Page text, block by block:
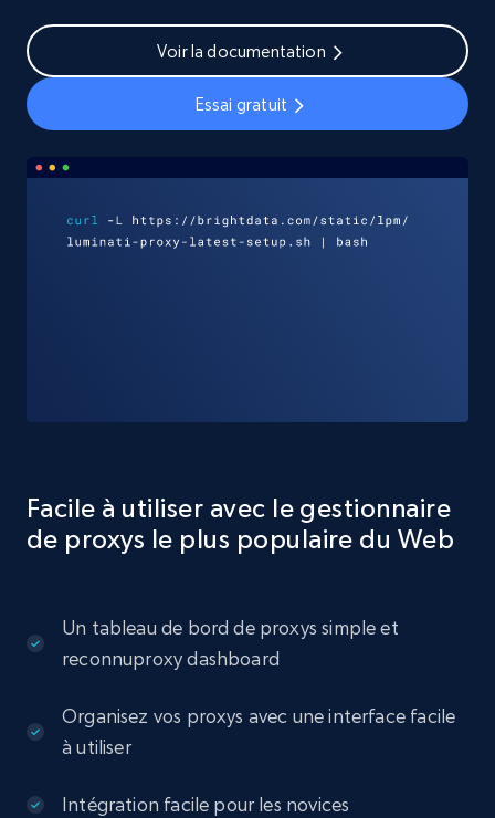
Voir la documentation
Essai gratuit
Facile à utiliser avec le gestionnaire
de proxys le plus populaire du Web
Un tableau de bord de proxys simple et
reconnuproxy dashboard
Organisez vos proxys avec une interface facile
à utiliser
Intégration facile pour les novices